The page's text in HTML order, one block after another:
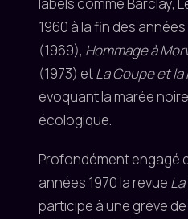
1960 à la fin des
(1969), Hommage à
(1973) etLa Coupe et
évoquant la marée
écologique.
Profondément engagé
années 1970 la revue
participe à une grève